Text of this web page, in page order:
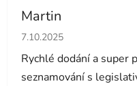
Martin
Hodnocení obchodu je 5
7.10.2025
Rychlé dodání a super
seznamování s